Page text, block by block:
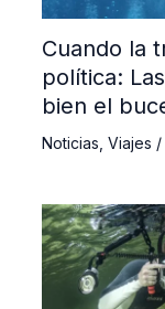
Cuando la
política:
bien el
Noticias Viajes /